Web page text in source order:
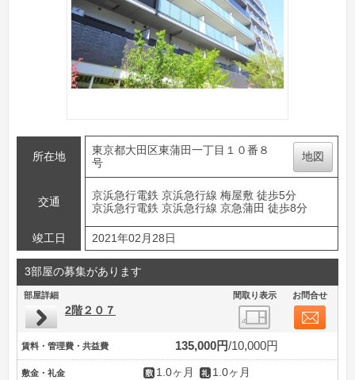
所在地
東京都大田区東蒲田一丁目１０番８
号
地図
交通
京浜急行電鉄 京浜急行線 梅屋敷 徒歩5分
京浜急行電鉄 京浜急行線 京急蒲田 徒歩8分
竣工日 2021年02月28日
3部屋の募集があります
部屋詳細 間取り表示 お問合せ
2階２０７
賃料・管理費・共益費 135,000円 10,000円
敷金・礼金 1.0ヶ月 1.0ヶ月